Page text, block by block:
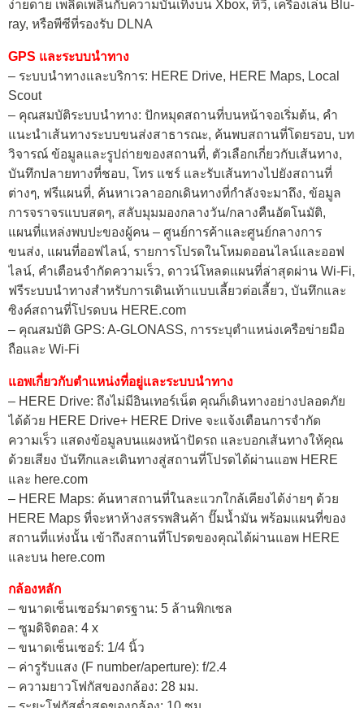
ง่ายดาย เพลิดเพลินกับความบันเทิงบน Xbox, ทีวี, เครื่องเล่น Blu-
ray, หรือพีซีที่รองรับ DLNA
GPS และระบบนำทาง
– ระบบนำทางและบริการ: HERE Drive, HERE Maps, Local
Scout
– คุณสมบัติระบบนำทาง: ปักหมุดสถานที่บนหน้าจอเริ่มต้น, คำ
แนะนำเส้นทางระบบขนส่งสาธารณะ, ค้นพบสถานที่โดยรอบ, บท
วิจารณ์ ข้อมูลและรูปถ่ายของสถานที่, ตัวเลือกเกี่ยวกับเส้นทาง,
บันทึกปลายทางที่ชอบ, โทร แชร์ และรับเส้นทางไปยังสถานที่
ต่างๆ, ฟรีแผนที่, ค้นหาเวลาออกเดินทางที่กำลังจะมาถึง, ข้อมูล
การจราจรแบบสดๆ, สลับมุมมองกลางวัน/กลางคืนอัตโนมัติ,
แผนที่แหล่งพบปะของผู้คน – ศูนย์การค้าและศูนย์กลางการ
ขนส่ง, แผนที่ออฟไลน์, รายการโปรดในโหมดออนไลน์และออฟ
ไลน์, คำเตือนจำกัดความเร็ว, ดาวน์โหลดแผนที่ล่าสุดผ่าน Wi-Fi,
ฟรีระบบนำทางสำหรับการเดินเท้าแบบเลี้ยวต่อเลี้ยว, บันทึกและ
ซิงค์สถานที่โปรดบน HERE.com
– คุณสมบัติ GPS: A-GLONASS, การระบุตำแหน่งเครือข่ายมือ
ถือและ Wi-Fi
แอพเกี่ยวกับตำแหน่งที่อยู่และระบบนำทาง
– HERE Drive: ถึงไม่มีอินเทอร์เน็ต คุณก็เดินทางอย่างปลอดภัย
ได้ด้วย HERE Drive+ HERE Drive จะแจ้งเตือนการจำกัด
ความเร็ว แสดงข้อมูลบนแผงหน้าปัดรถ และบอกเส้นทางให้คุณ
ด้วยเสียง บันทึกและเดินทางสู่สถานที่โปรดได้ผ่านแอพ HERE
และ here.com
– HERE Maps: ค้นหาสถานที่ในละแวกใกล้เคียงได้ง่ายๆ ด้วย
HERE Maps ที่จะหาห้างสรรพสินค้า ปั๊มน้ำมัน พร้อมแผนที่ของ
สถานที่แห่งนั้น เข้าถึงสถานที่โปรดของคุณได้ผ่านแอพ HERE
และบน here.com
กล้องหลัก
– ขนาดเซ็นเซอร์มาตรฐาน: 5 ล้านพิกเซล
– ซูมดิจิตอล: 4 x
– ขนาดเซ็นเซอร์: 1/4 นิ้ว
– ค่ารูรับแสง (F number/aperture): f/2.4
– ความยาวโฟกัสของกล้อง: 28 มม.